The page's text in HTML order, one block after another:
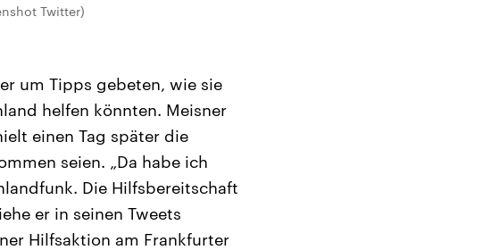
Twitter)
um Tipps gebeten, wie sie
helfen könnten. Meisner
einen Tag später die
seien. „Da habe ich
Die Hilfsbereitschaft
er in seinen Tweets
Hilfsaktion am Frankfurter